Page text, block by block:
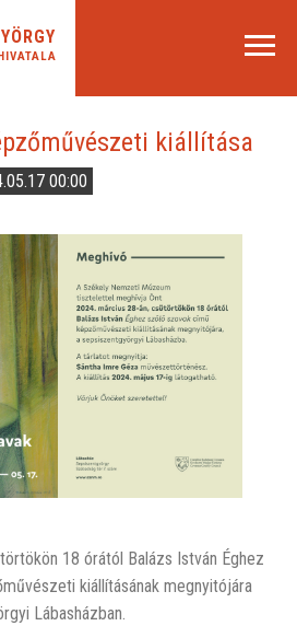
kiállítása
00:00
18 órától Balázs István Éghez
kiállításának megnyitójára
Lábasházban.